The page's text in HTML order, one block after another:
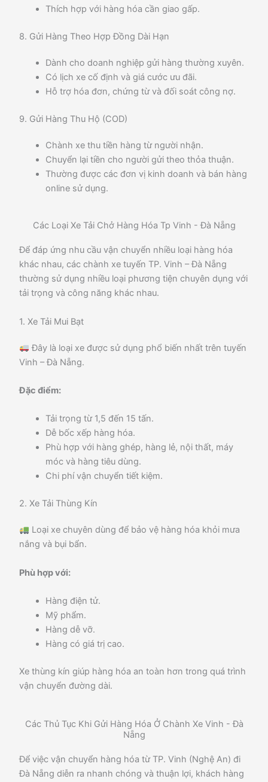
Thích hợp với hàng hóa cần giao gấp.
8. Gửi Hàng Theo Hợp Đồng Dài Hạn
Dành cho doanh nghiệp gửi hàng thường xuyên.
Có lịch xe cố định và giá cước ưu đãi.
Hỗ trợ hóa đơn, chứng từ và đối soát công nợ.
9. Gửi Hàng Thu Hộ (COD)
Chành xe thu tiền hàng từ người nhận.
Chuyển lại tiền cho người gửi theo thỏa thuận.
Thường được các đơn vị kinh doanh và bán hàng
online sử dụng.
Các Loại Xe Tải Chở Hàng Hóa Tp Vinh - Đà Nẵng
Để đáp ứng nhu cầu vận chuyển nhiều loại hàng hóa
khác nhau, các chành xe tuyến TP. Vinh – Đà Nẵng
thường sử dụng nhiều loại phương tiện chuyên dụng với
tải trọng và công năng khác nhau.
1. Xe Tải Mui Bạt
Đây là loại xe được sử dụng phổ biến nhất trên tuyến
Vinh – Đà Nẵng.
Đặc điểm:
Tải trọng từ 1,5 đến 15 tấn.
Dễ bốc xếp hàng hóa.
Phù hợp với hàng ghép, hàng lẻ, nội thất, máy
móc và hàng tiêu dùng.
Chi phí vận chuyển tiết kiệm.
2. Xe Tải Thùng Kín
Loại xe chuyên dùng để bảo vệ hàng hóa khỏi mưa
nắng và bụi bẩn.
Phù hợp với:
Hàng điện tử.
Mỹ phẩm.
Hàng dễ vỡ.
Hàng có giá trị cao.
Xe thùng kín giúp hàng hóa an toàn hơn trong quá trình
vận chuyển đường dài.
Các Thủ Tục Khi Gửi Hàng Hóa Ở Chành Xe Vinh - Đà
Nẵng
Để việc vận chuyển hàng hóa từ TP. Vinh (Nghệ An) đi
Đà Nẵng diễn ra nhanh chóng và thuận lợi, khách hàng